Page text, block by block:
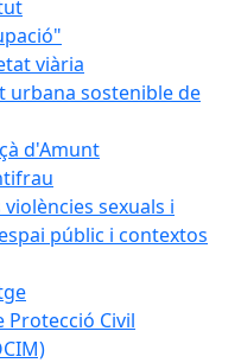
viària
urbana sostenible de
d'Amunt
sexuals i
públic i contextos
Protecció Civil